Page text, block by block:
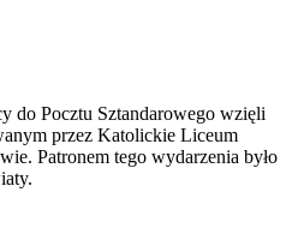
do Pocztu Sztandarowego wzięli
przez Katolickie Liceum
Patronem tego wydarzenia było